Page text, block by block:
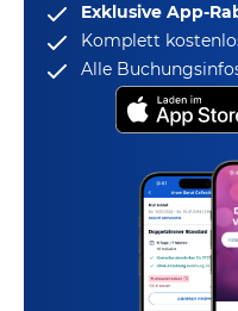
Exklusive App-
Komplett
Alle